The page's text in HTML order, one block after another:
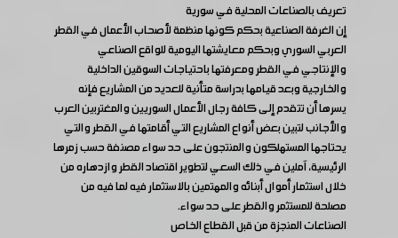
تعريف بالصناعات المحلية في سورية
إن الغرفة الصناعية بحكم كونها منظمة لأصحاب الأعمال في القطر
العربي السوري وبحكم معايشتها اليومية للواقع الصناعي
والإنتاجي في القطر ومعرفتها باحتياجات السوقين الداخلية
والخارجية وبعد قيامها بدراسة متأنية للعديد من المشاريع فإنه
يسرها أن تتقدم إلى كافة رجال الأعمال السوريين والمغتربين العرب
والأجانب لتبين بعض أنواع المشاريع التي أقامتها في القطر والتي
يحتاجها المستهلكون والمنتجون على حد سواء مصنفة حسب زمرها
الرئيسية، آملين في ذلك السعي لتطوير اقتصاد القطر وازدهاره من
خلال استثمار أموال أبنائه والمهتمين بالاستثمار فيه لما فيه من
مصلحة للمستثمر والقطر على حد سواء.
الصناعات المنجزة من قبل القطاع الخاص